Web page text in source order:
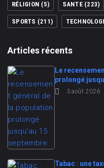
RÉLIGION (5) SANTE(223)
SPORTS (211)
Articles récents
Le
prolongé
3 août 2026
Tabac : une